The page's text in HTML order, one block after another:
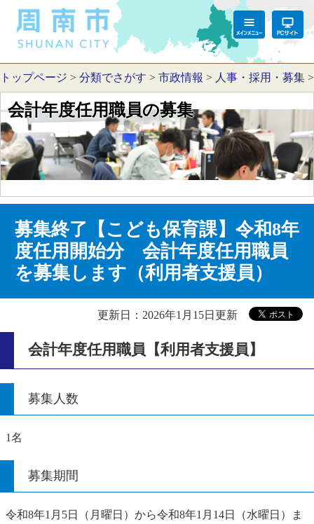
トップページ > 分類でさがす > 市政情報 > 人事・採用・募集
会計年度任用職員の募集
募集終了【こども保育課】令和8年
度任用開始分 会計年度任用職員
を募集します（利用者支援員）
更新日：2026年1月15日更新
会計年度任用職員【利用者支援員】
募集人数
1名
募集期間
令和8年1月5日（月曜日）から令和8年1月14日（水曜日）ま